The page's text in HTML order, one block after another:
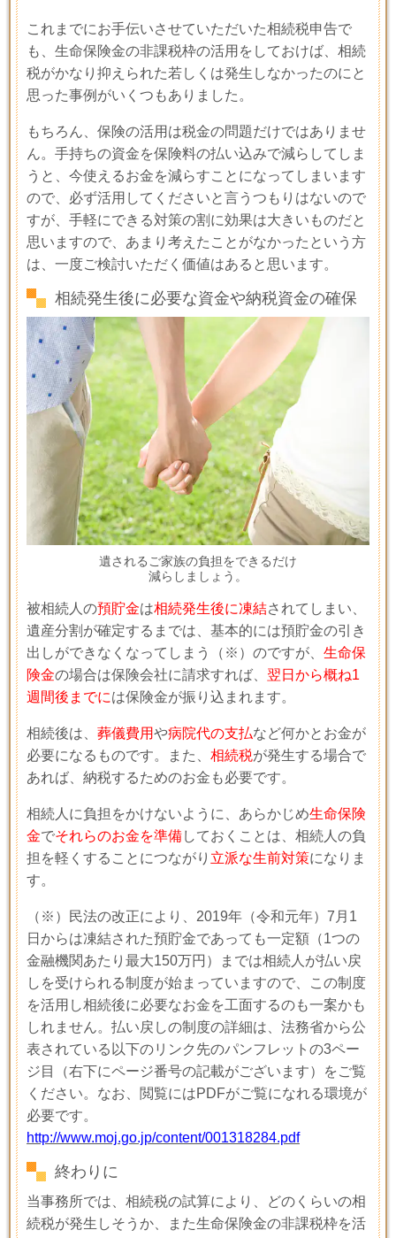
これまでにお手伝いさせていただいた相続税申告で
も、生命保険金の非課税枠の活用をしておけば、相続
税がかなり抑えられた若しくは発生しなかったのにと
思った事例がいくつもありました。
もちろん、保険の活用は税金の問題だけではありませ
ん。手持ちの資金を保険料の払い込みで減らしてしま
うと、今使えるお金を減らすことになってしまいます
ので、必ず活用してくださいと言うつもりはないので
すが、手軽にできる対策の割に効果は大きいものだと
思いますので、あまり考えたことがなかったという方
は、一度ご検討いただく価値はあると思います。
相続発生後に必要な資金や納税資金の確保
遺されるご家族の負担をできるだけ
減らしましょう。
被相続人の預貯金は相続発生後に凍結されてしまい、
遺産分割が確定するまでは、基本的には預貯金の引き
出しができなくなってしまう
（※） のですが、 生命保
険金の場合は保険会社に請求すれば、 翌日から概ね1
週間後までには保険金が振り込まれます。
相続後は、 葬儀費用や病院代の支払など何かとお金が
必要になるものです。また、 相続税が発生する場合で
あれば、納税するためのお金も必要です。
相続人に負担をかけないように、あらかじめ生命保険
金でそれらのお金を準備しておくことは、相続人の負
担を軽くすることにつながり 立派な生前対策になりま
す。
（※）民法の改正により、2019年（令和元年）7月1
日からは凍結された預貯金であっても一定額（1つの
金融機関あたり最大150万円）までは相続人が払い戻
しを受けられる制度が始まっていますので、この制度
を活用し相続後に必要なお金を工面するのも一案かも
しれません。払い戻しの制度の詳細は、法務省から公
表されている以下のリンク先のパンフレットの3ペー
ジ目（右下にページ番号の記載がございます）をご覧
ください。なお、閲覧にはPDFがご覧になれる環境が
必要です。
http://www.moj.go.jp/content/001318284.pdf
終わりに
当事務所では、相続税の試算により、どのくらいの相
続税が発生しそうか、また生命保険金の非課税枠を活